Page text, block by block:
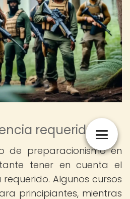
requerido
de preparacionismo en
tener en cuenta el
requerido. Algunos cursos
principiantes, mientras